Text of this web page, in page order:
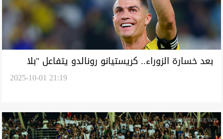
بعد خسارة الزوراء.. كريستيانو رونالدو يتفاعل "بلا
2025-10-01 21:19